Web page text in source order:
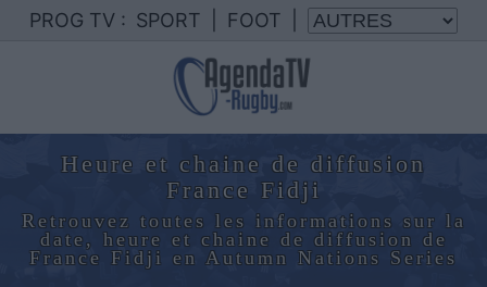
PROG TV : SPORT FOOT
Heure et chaine de diffusion
France Fidji
Retrouvez toutes les informations sur la
date, heure et chaine de diffusion de
France Fidji en Autumn Nations Series